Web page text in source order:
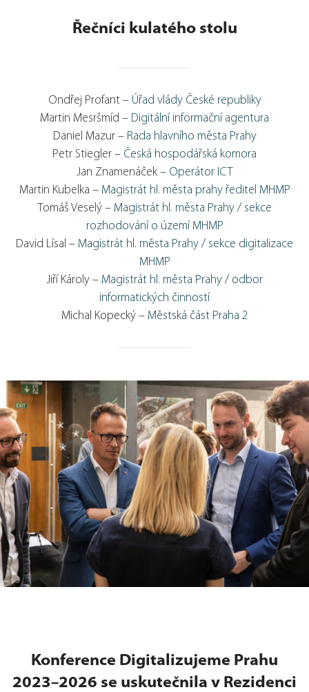
Řečníci kulatého stolu
Ondřej Profant – Úřad vlády České republiky
Martin Mesršmíd – Digitální informační agentura
Daniel Mazur – Rada hlavního města Prahy
Petr Stiegler – Česká hospodářská komora
Jan Znamenáček – Operátor ICT
Martin Kubelka – Magistrát hl. města prahy ředitel MHMP
Tomáš Veselý – Magistrát hl. města Prahy / sekce
rozhodování o území MHMP
David Lísal – Magistrát hl. města Prahy / sekce digitalizace
MHMP
Jiří Károly – Magistrát hl. města Prahy / odbor
informatických činností
Michal Kopecký – Městská část Praha 2
Konference Digitalizujeme Prahu
2023–2026 se uskutečnila v Rezidenci